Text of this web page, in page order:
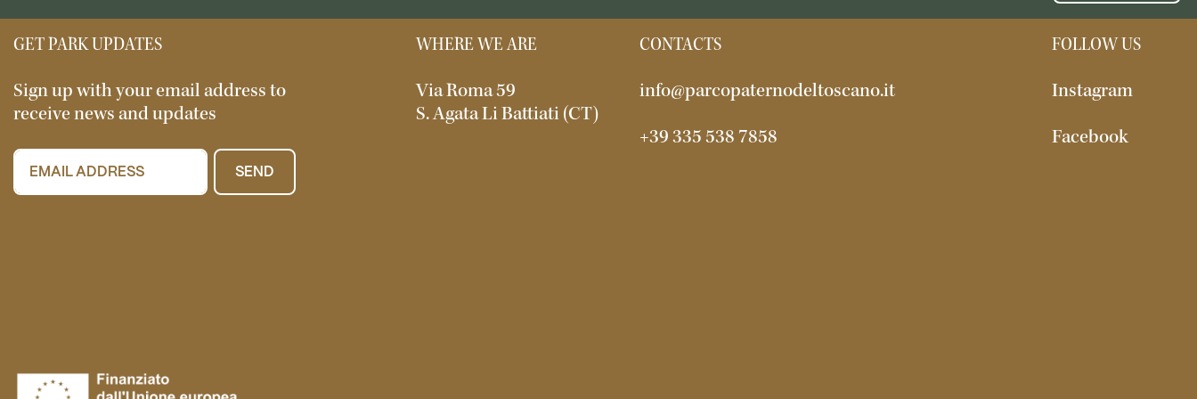
GET PARK UPDATES
Sign up with your email address to
receive news and updates
SEND
WHERE WE ARE
Via Roma 59
S. Agata Li Battiati (CT)
CONTACTS
info@parcopaternodeltoscano.it
+39 335 538 7858
FOLLOW US
Instagram
Facebook